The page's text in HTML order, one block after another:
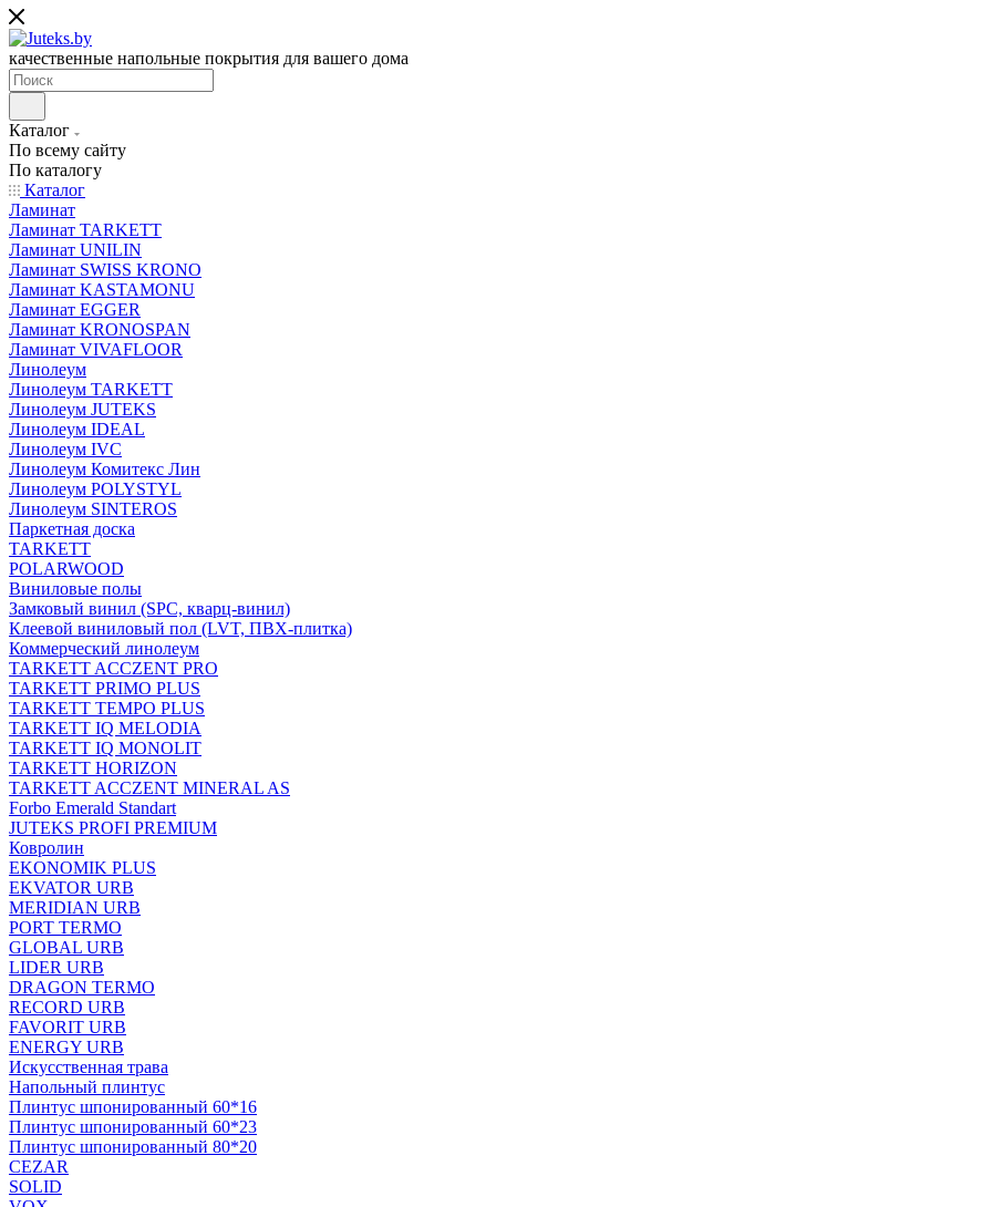
качественные напольные покрытия для вашего дома
Каталог
По всему сайту
По каталогу
Каталог
Ламинат
Ламинат TARKETT
Ламинат UNILIN
Ламинат SWISS KRONO
Ламинат KASTAMONU
Ламинат EGGER
Ламинат KRONOSPAN
Ламинат VIVAFLOOR
Линолеум
Линолеум TARKETT
Линолеум JUTEKS
Линолеум IDEAL
Линолеум IVC
Линолеум Комитекс Лин
Линолеум POLYSTYL
Линолеум SINTEROS
Паркетная доска
TARKETT
POLARWOOD
Виниловые полы
Замковый винил (SPC, кварц-винил)
Клеевой виниловый пол (LVT, ПВХ-плитка)
Коммерческий линолеум
TARKETT ACCZENT PRO
TARKETT PRIMO PLUS
TARKETT TEMPO PLUS
TARKETT IQ MELODIA
TARKETT IQ MONOLIT
TARKETT HORIZON
TARKETT ACCZENT MINERAL AS
Forbo Emerald Standart
JUTEKS PROFI PREMIUM
Ковролин
EKONOMIK PLUS
EKVATOR URB
MERIDIAN URB
PORT TERMO
GLOBAL URB
LIDER URB
DRAGON TERMO
RECORD URB
FAVORIT URB
ENERGY URB
Искусственная трава
Напольный плинтус
Плинтус шпонированный 60*16
Плинтус шпонированный 60*23
Плинтус шпонированный 80*20
CEZAR
SOLID